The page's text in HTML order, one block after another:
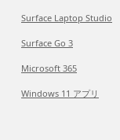
Surface Laptop Studio
Surface Go 3
Microsoft 365
Windows 11 アプリ